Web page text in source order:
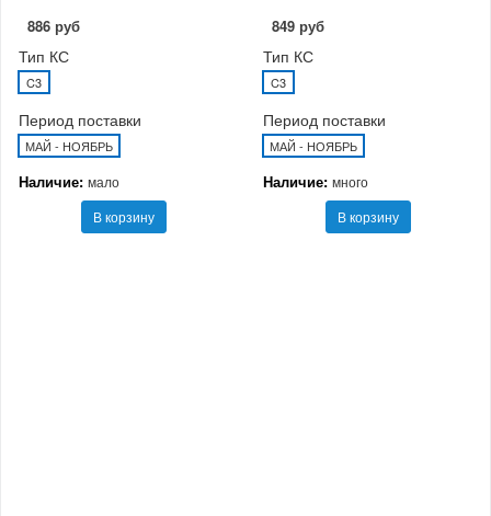
886 руб
Тип КС
C3
Период поставки
МАЙ - НОЯБРЬ
Наличие: мало
В корзину
849 руб
Тип КС
C3
Период поставки
МАЙ - НОЯБРЬ
Наличие: много
В корзину